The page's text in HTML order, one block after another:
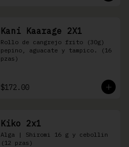
Kani Kaarage 2X1
Rollo de cangrejo frito (30g)
pepino, aguacate y tampico. (16
pzas)
$172.00
Kiko 2x1
Alga | Shiromi 16 g y cebollin
(12 pzas)